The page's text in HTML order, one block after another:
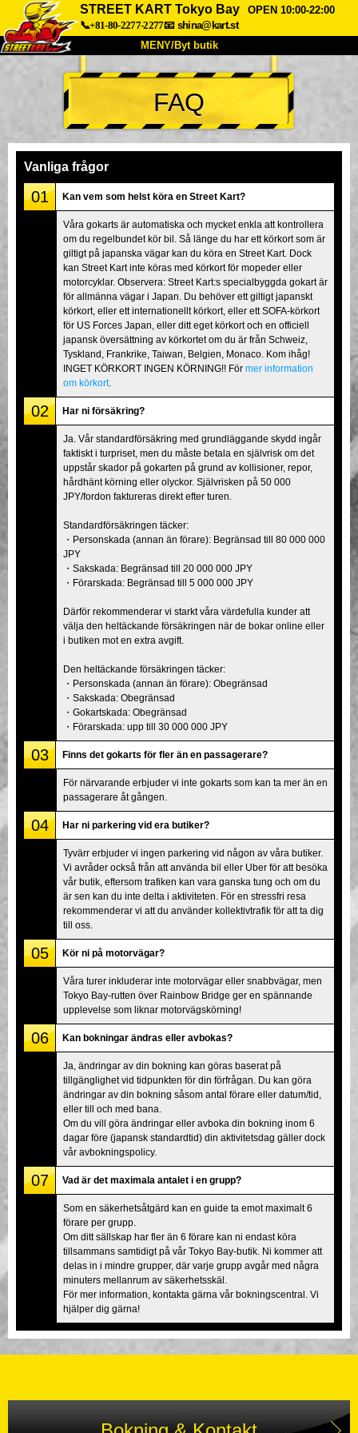
STREET KART Tokyo Bay
OPEN 10:00-22:00
📞+81-80-2277-2277📧 shina@kart.st
MENY/Byt butik
HEM
Om oss Specifikationer Pris
Företag
Tokyo Shinagawa Tokyo Akihabara#1
Tokyo Akihabara#2 Tokyo Shibuya
Tokyo Shibuya Annex Tokyo Bay
Tokyo Asakusa Osaka
Okinawa
FAQ
Vanliga frågor
01 Kan vem som helst köra en Street Kart?
Våra gokarts är automatiska och mycket enkla att kontrollera
om du regelbundet kör bil. Så länge du har ett körkort som är
giltigt på japanska vägar kan du köra en Street Kart. Dock
kan Street Kart inte köras med körkort för mopeder eller
motorcyklar. Observera: Street Kart:s specialbyggda gokart är
för allmänna vägar i Japan. Du behöver ett giltigt japanskt
körkort, eller ett internationellt körkort, eller ett SOFA-körkort
för US Forces Japan, eller ditt eget körkort och en officiell
japansk översättning av körkortet om du är från Schweiz,
Tyskland, Frankrike, Taiwan, Belgien, Monaco. Kom ihåg!
INGET KÖRKORT INGEN KÖRNING!! För mer information
om körkort.
02 Har ni försäkring?
Ja. Vår standardförsäkring med grundläggande skydd ingår
faktiskt i turpriset, men du måste betala en självrisk om det
uppstår skador på gokarten på grund av kollisioner, repor,
hårdhänt körning eller olyckor. Självrisken på 50 000
JPY/fordon faktureras direkt efter turen.
Standardförsäkringen täcker:
・Personskada (annan än förare): Begränsad till 80 000 000
JPY
・Sakskada: Begränsad till 20 000 000 JPY
・Förarskada: Begränsad till 5 000 000 JPY
Därför rekommenderar vi starkt våra värdefulla kunder att
välja den heltäckande försäkringen när de bokar online eller
i butiken mot en extra avgift.
Den heltäckande försäkringen täcker:
・Personskada (annan än förare): Obegränsad
・Sakskada: Obegränsad
・Gokartskada: Obegränsad
・Förarskada: upp till 30 000 000 JPY
03 Finns det gokarts för fler än en passagerare?
För närvarande erbjuder vi inte gokarts som kan ta mer än en
passagerare åt gången.
04 Har ni parkering vid era butiker?
Tyvärr erbjuder vi ingen parkering vid någon av våra butiker.
Vi avråder också från att använda bil eller Uber för att besöka
vår butik, eftersom trafiken kan vara ganska tung och om du
är sen kan du inte delta i aktiviteten. För en stressfri resa
rekommenderar vi att du använder kollektivtrafik för att ta dig
till oss.
05 Kör ni på motorvägar?
Våra turer inkluderar inte motorvägar eller snabbvägar, men
Tokyo Bay-rutten över Rainbow Bridge ger en spännande
upplevelse som liknar motorvägskörning!
06 Kan bokningar ändras eller avbokas?
Ja, ändringar av din bokning kan göras baserat på
tillgänglighet vid tidpunkten för din förfrågan. Du kan göra
ändringar av din bokning såsom antal förare eller datum/tid,
eller till och med bana.
Om du vill göra ändringar eller avboka din bokning inom 6
dagar före (japansk standardtid) din aktivitetsdag gäller dock
vår avbokningspolicy.
07 Vad är det maximala antalet i en grupp?
Som en säkerhetsåtgärd kan en guide ta emot maximalt 6
förare per grupp.
Om ditt sällskap har fler än 6 förare kan ni endast köra
tillsammans samtidigt på vår Tokyo Bay-butik. Ni kommer att
delas in i mindre grupper, där varje grupp avgår med några
minuters mellanrum av säkerhetsskäl.
För mer information, kontakta gärna vår bokningscentral. Vi
hjälper dig gärna!